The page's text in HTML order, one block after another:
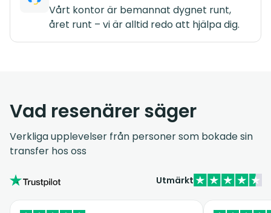
Vårt kontor är bemannat dygnet runt,
året runt – vi är alltid redo att hjälpa dig.
Vad resenärer säger
Verkliga upplevelser från personer som bokade sin
transfer hos oss
Utmärkt